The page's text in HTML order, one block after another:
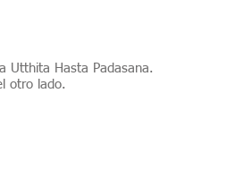
Utthita Hasta Padasana.
otro lado.